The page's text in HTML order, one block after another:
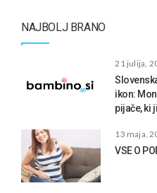
NAJBOLJ BRANO
21 julija,
ikon:
pijače, ki
13 maja,
VSE O